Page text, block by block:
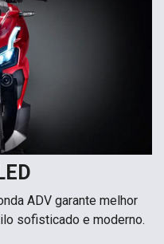
ADV garante melhor
sofisticado e moderno.